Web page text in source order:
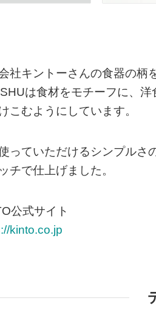
社キントーさんの食器の柄
は食材をモチーフに、
こむようにしています。
っていただけるシンプルさ
チで仕上げました。
公式サイト
kinto.co.jp